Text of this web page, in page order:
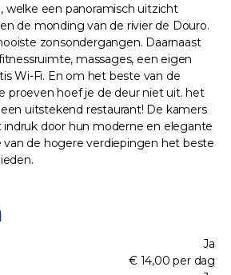
welke een panoramisch uitzicht
de monding van de rivier de Douro.
zonsondergangen. Daarnaast
massages, een eigen
Wi-Fi. En om het beste van de
proeven hoef je de deur niet uit. het
uitstekend restaurant! De kamers
door hun moderne en elegante
van de hogere verdiepingen het beste
Ja
€ 14,00 per dag